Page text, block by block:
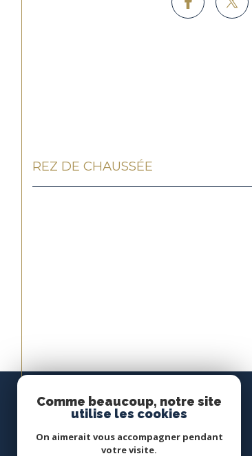
REZ DE CHAUSSÉE
Comme beaucoup, notre site
utilise les cookies
On aimerait vous accompagner pendant
votre visite.